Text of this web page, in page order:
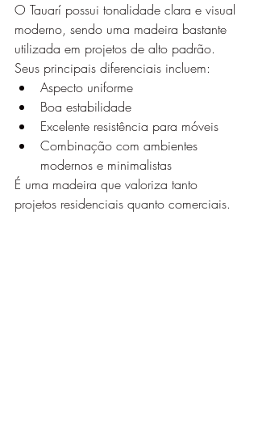
O Tauarí possui tonalidade clara e visual
moderno, sendo uma madeira bastante
utilizada em projetos de alto padrão.
Seus principais diferenciais incluem:
Aspecto uniforme
Boa estabilidade
Excelente resistência para móveis
Combinação com ambientes
modernos e minimalistas
É uma madeira que valoriza tanto
projetos residenciais quanto comerciais.